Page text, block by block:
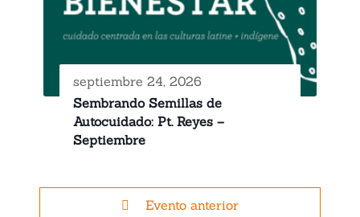
septiembre 24, 2026
Sembrando Semillas de
Autocuidado: Pt. Reyes –
Septiembre
Evento anterior